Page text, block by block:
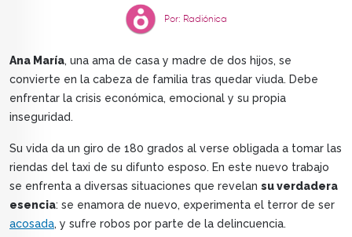
Por: Radiónica
Ana María, una ama de casa y madre de dos hijos, se
convierte en la cabeza de familia tras quedar viuda. Debe
enfrentar la crisis económica, emocional y su propia
inseguridad.
Su vida da un giro de 180 grados al verse obligada a tomar las
riendas del taxi de su difunto esposo. En este nuevo trabajo
se enfrenta a diversas situaciones que revelan su verdadera
esencia: se enamora de nuevo, experimenta el terror de ser
acosada, y sufre robos por parte de la delincuencia.